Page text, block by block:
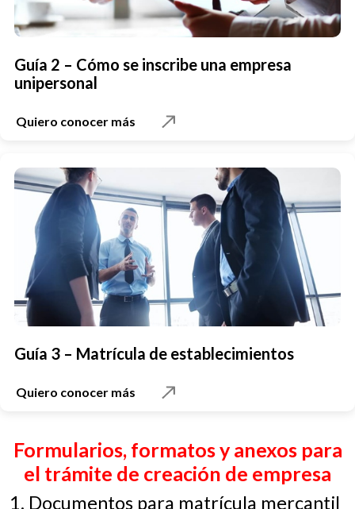
Guía 2 – Cómo se inscribe una empresa
unipersonal
Quiero conocer más
Guía 3 – Matrícula de establecimientos
Quiero conocer más
Formularios, formatos y anexos para
el trámite de creación de empresa
1. Documentos para matrícula mercantil